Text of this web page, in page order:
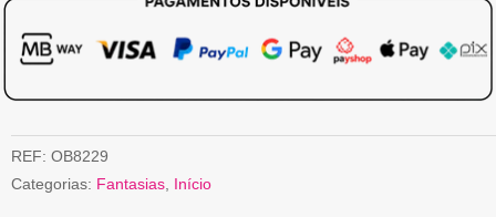
REF: OB8229
Categorias: Fantasias Início